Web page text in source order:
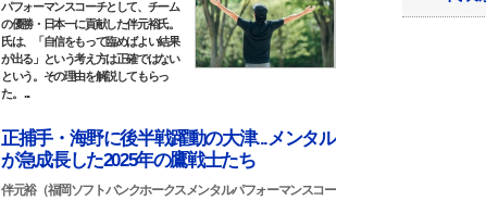
パフォーマンスコーチとして、チーム
の優勝・日本一に貢献した伴元裕氏。
氏は、「自信をもって臨めばよい結果
が出る」という考え方は正確ではない
という。その理由を解説してもらっ
た。 ...
正捕手・海野に後半戦躍動の大津...メンタル
が急成長した2025年の鷹戦士たち
伴元裕（福岡ソフトバンクホークスメンタルパフォーマンスコー